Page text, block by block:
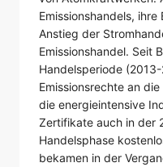
Emissionshandels,
Anstieg der
Emissionshandel. Seit
Handelsperiode
Emissionsrechte an
die energieintensive
Zertifikate auch in der
Handelsphase
bekamen in der